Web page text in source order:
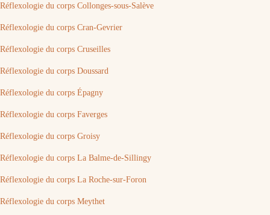
Réflexologie du corps Collonges-sous-Salève
Réflexologie du corps Cran-Gevrier
Réflexologie du corps Cruseilles
Réflexologie du corps Doussard
Réflexologie du corps Épagny
Réflexologie du corps Faverges
Réflexologie du corps Groisy
Réflexologie du corps La Balme-de-Sillingy
Réflexologie du corps La Roche-sur-Foron
Réflexologie du corps Meythet